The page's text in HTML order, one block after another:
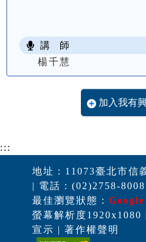
講 師
楊千慧
加入我有
:::
地址：11073臺北市信
| 電話：(02)2758-8008
最佳瀏覽狀態：
螢幕解析度1920x1080
宣示 | 著作權聲明